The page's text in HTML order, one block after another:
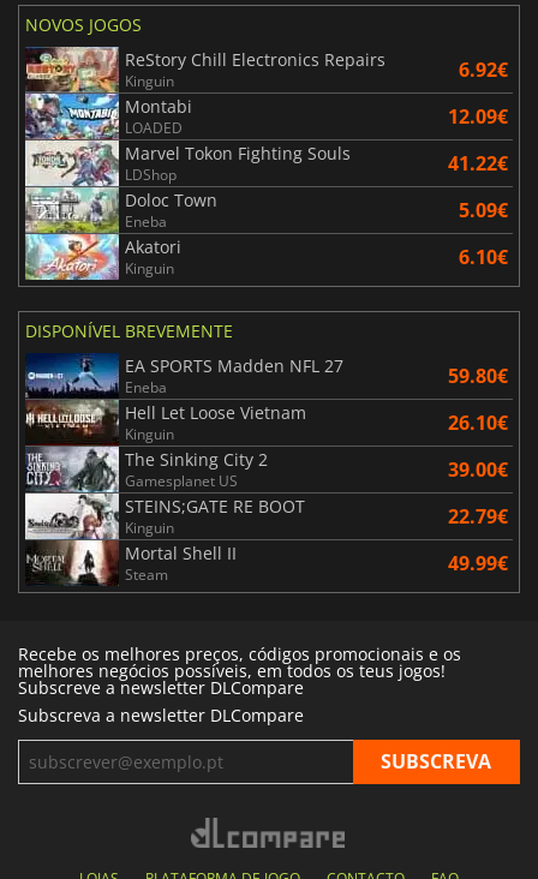
NOVOS JOGOS
ReStory Chill Electronics Repairs
Kinguin 6.92€
Montabi
LOADED 12.09€
Marvel Tokon Fighting Souls
LDShop 41.22€
Doloc Town
Eneba 5.09€
Akatori
Kinguin 6.10€
DISPONÍVEL BREVEMENTE
EA SPORTS Madden NFL 27
Eneba 59.80€
Hell Let Loose Vietnam
Kinguin 26.10€
The Sinking City 2
Gamesplanet US 39.00€
STEINS;GATE RE BOOT
Kinguin 22.79€
Mortal Shell II
Steam 49.99€
Recebe os melhores preços, códigos promocionais e os
melhores negócios possíveis, em todos os teus jogos!
Subscreve a newsletter DLCompare
Subscreva a newsletter DLCompare